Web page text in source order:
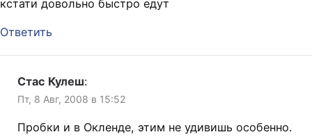
кстати довольно быстро едут
Ответить
Стас Кулеш:
Пт, 8 Авг, 2008 в 15:52
Пробки и в Окленде, этим не удивишь особенно.